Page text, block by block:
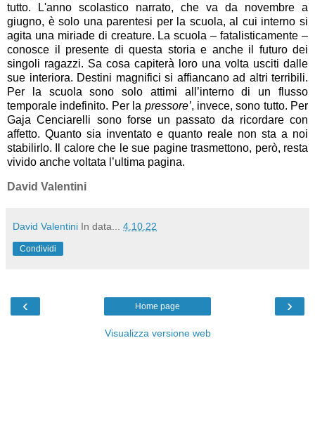
tutto. L'anno scolastico narrato, che va da novembre a
giugno, è solo una parentesi per la scuola, al cui interno si
agita una miriade di creature. La scuola – fatalisticamente –
conosce il presente di questa storia e anche il futuro dei
singoli ragazzi. Sa cosa capiterà loro una volta usciti dalle
sue interiora. Destini magnifici si affiancano ad altri terribili.
Per la scuola sono solo attimi all’interno di un flusso
temporale indefinito. Per la pressore’, invece, sono tutto. Per
Gaja Cenciarelli sono forse un passato da ricordare con
affetto. Quanto sia inventato e quanto reale non sta a noi
stabilirlo. Il calore che le sue pagine trasmettono, però, resta
vivido anche voltata l’ultima pagina.
David Valentini
David Valentini In data... 4.10.22
Condividi
‹ ›
Home page
Visualizza versione web